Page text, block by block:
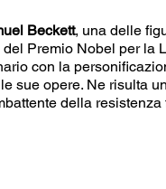
Beckett, una delle
Premio Nobel per la
con la
sue opere. Ne risulta
della